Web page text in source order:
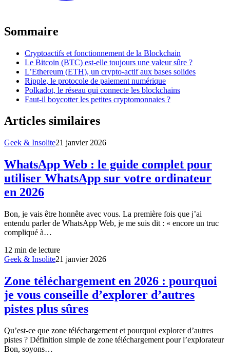
Sommaire
Cryptoactifs et fonctionnement de la Blockchain
Le Bitcoin (BTC) est-elle toujours une valeur sûre ?
L’Ethereum (ETH), un crypto-actif aux bases solides
Ripple, le protocole de paiement numérique
Polkadot, le réseau qui connecte les blockchains
Faut-il boycotter les petites cryptomonnaies ?
Articles similaires
Geek & Insolite21 janvier 2026
WhatsApp Web : le guide complet pour
utiliser WhatsApp sur votre ordinateur
en 2026
Bon, je vais être honnête avec vous. La première fois que j’ai
entendu parler de WhatsApp Web, je me suis dit : « encore un truc
compliqué à…
12 min de lecture
Geek & Insolite21 janvier 2026
Zone téléchargement en 2026 : pourquoi
je vous conseille d’explorer d’autres
pistes plus sûres
Qu’est-ce que zone téléchargement et pourquoi explorer d’autres
pistes ? Définition simple de zone téléchargement pour l’explorateur
Bon, soyons…